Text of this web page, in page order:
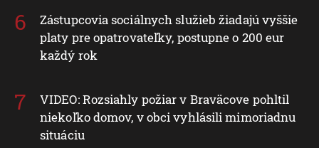
Zástupcovia sociálnych služieb žiadajú vyššie
platy pre opatrovateľky, postupne o 200 eur
každý rok
VIDEO: Rozsiahly požiar v Braväcove pohltil
niekoľko domov, v obci vyhlásili mimoriadnu
situáciu